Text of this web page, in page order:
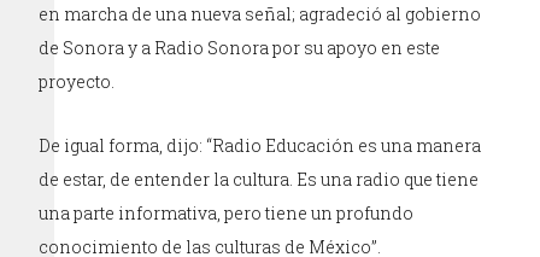
en marcha de una nueva señal; agradeció al gobierno
de Sonora y a Radio Sonora por su apoyo en este
proyecto.
De igual forma, dijo: “Radio Educación es una manera
de estar, de entender la cultura. Es una radio que tiene
una parte informativa, pero tiene un profundo
conocimiento de las culturas de México”.